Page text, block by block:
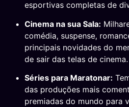
esportivas completas de
Cinema na sua Sala:
comédia, suspense,
principais novidades do
de sair das telas de cinema.
Séries para Maratonar:
das produções mais
premiadas do mundo para